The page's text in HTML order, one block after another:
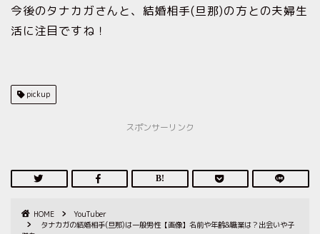
今後のタナカガさんと、結婚相手(旦那)の方との夫婦生
活に注目ですね！
pickup
スポンサーリンク
HOME
YouTuber
タナカガの結婚相手(旦那)は一般男性【画像】名前や年齢&職業は？出会いや子